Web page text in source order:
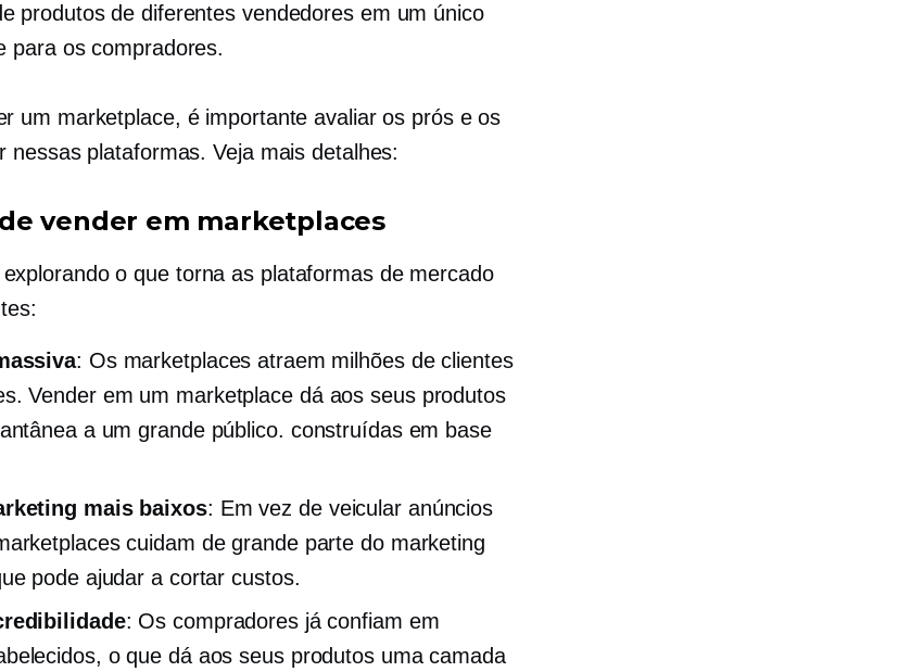
produtos de diferentes vendedores em um único
para os compradores.
um marketplace, é importante avaliar os prós e os
nessas plataformas. Veja mais detalhes:
vender em marketplaces
o que torna as plataformas de mercado
: Os marketplaces atraem milhões de clientes
Vender em um marketplace dá aos seus produtos
a um grande público. construídas em base
mais baixos: Em vez de veicular anúncios
cuidam de grande parte do marketing
pode ajudar a cortar custos.
: Os compradores já confiam em
o que dá aos seus produtos uma camada